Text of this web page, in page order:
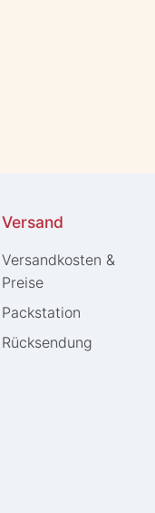
Versand
Versandkosten &
Preise
Packstation
Rücksendung